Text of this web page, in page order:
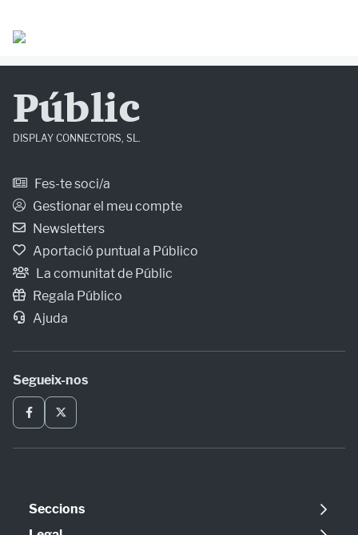
Públic
DISPLAY CONNECTORS, SL.
Fes-te soci/a
Gestionar el meu compte
Newsletters
Aportació puntual a Público
La comunitat de Públic
Regala Público
Ajuda
Segueix-nos
Seccions